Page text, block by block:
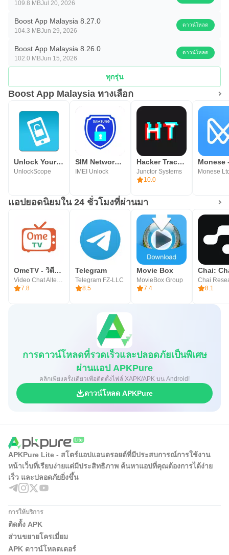
นโยบายความเป็นส่วนตัว: https://myboost.co/privacy-policy
https://myboost.co/personal/general-terms-condition
109.8 MBJul 20, 2026
Boost App Malaysia 8.27.0
104.3 MBJun 29, 2026
ดาวน์โหลด
Boost App Malaysia 8.26.0
102.0 MBJun 15, 2026
ดาวน์โหลด
ทุกรุ่น
Boost App Malaysia ทางเลือก
Unlock Your Phone Fast & Secur
UnlockScope
SIM Network Unlock Samsung App
IMEI Unlock
Hacker Tracker - Schedule App
Junctor Systems
10.0
Monese
แอปยอดนิยมใน 24 ชั่วโมงที่ผ่านมา
OmeTV - วิดีโอแชทางเลือก
7.8
Telegram
Telegram FZ-LLC
8.5
Movie Box
MovieBox Group
7.4
Chai
8.1
การดาวน์โหลดที่รวดเร็วและปลอดภัยเป็นพิเศษ
ผ่านแอป APKPure
คลิกเพียงครั้งเดียวเพื่อติดตั้งไฟล์ XAPK/APK บน Android!
ดาวน์โหลด APKPure
APKPure Lite - สโตร์แอปแอนดรอยด์ที่มีประสบการณ์การใช้งาน
หน้าเว็บที่เรียบง่ายแต่มีประสิทธิภาพ ค้นหาแอปที่คุณต้องการได้ง่าย
เร็ว และปลอดภัยยิ่งขึ้น
การให้บริการ
ติดตั้ง APK
ส่วนขยายโครเมี่ยม
APK ดาวน์โหลดเดอร์